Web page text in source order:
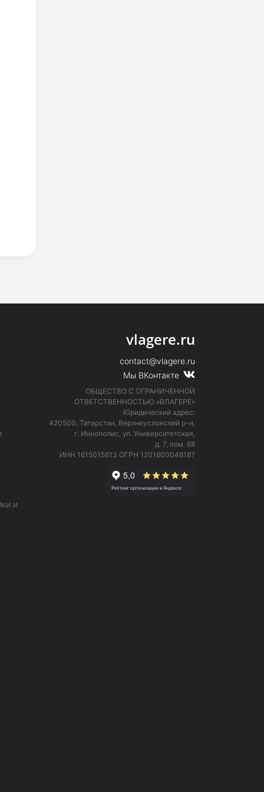
и
vlagere.ru
contact@vlagere.ru
Мы ВКонтакте
ОБЩЕСТВО С ОГРАНИЧЕННОЙ
ОТВЕТСТВЕННОСТЬЮ «ВЛАГЕРЕ»
Юридический адрес:
420500, Татарстан, Верхнеуслонский р-н,
г. Иннополис, ул. Университетская,
д. 7, пом. 68
ИНН 1615015613 ОГРН 1201600048187